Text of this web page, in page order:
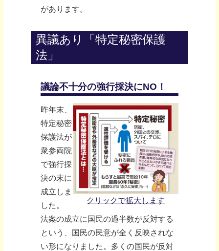
があります。
異議あり「特定秘密保護
法」
議論不十分の強行採決にNO！
クリックで拡大します
昨年末、
特定秘密
保護法が
衆参両院
で強行採
決の末に
成立しま
した。
法案の成立に国民の過半数が反対する
という、国民の民意が全く反映されな
い形になりました。多くの国民が反対